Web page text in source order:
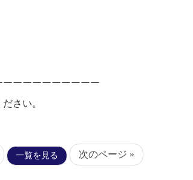
ーーーーーーーーー
さい。
一覧を見る 次のページ »